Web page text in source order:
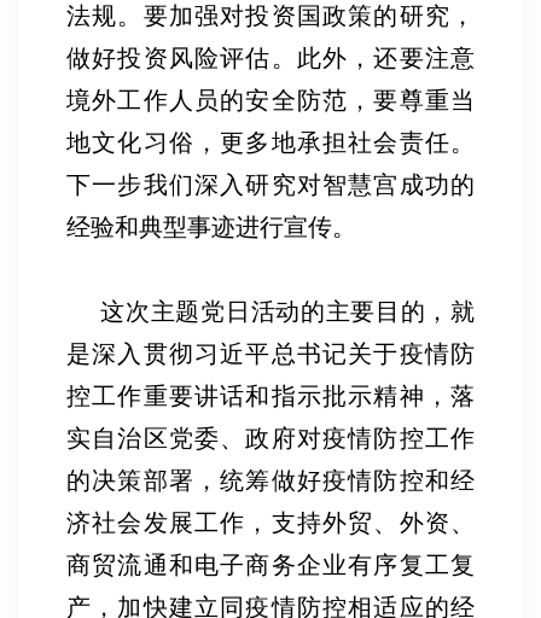
法规。要加强对投资国政策的研究，
做好投资风险评估。此外，还要注意
境外工作人员的安全防范，要尊重当
地文化习俗，更多地承担社会责任。
下一步我们深入研究对智慧宫成功的
经验和典型事迹进行宣传。
这次主题党日活动的主要目的，就
是深入贯彻习近平总书记关于疫情防
控工作重要讲话和指示批示精神，落
实自治区党委、政府对疫情防控工作
的决策部署，统筹做好疫情防控和经
济社会发展工作，支持外贸、外资、
商贸流通和电子商务企业有序复工复
产，加快建立同疫情防控相适应的经